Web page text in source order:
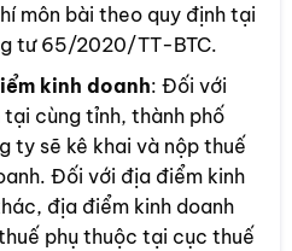
môn bài theo quy định tại
tư 65/2020/TT-BTC.
kinh doanh: Đối với
cùng tỉnh, thành phố
ty sẽ kê khai và nộp thuế
Đối với địa điểm kinh
địa điểm kinh doanh
phụ thuộc tại cục thuế